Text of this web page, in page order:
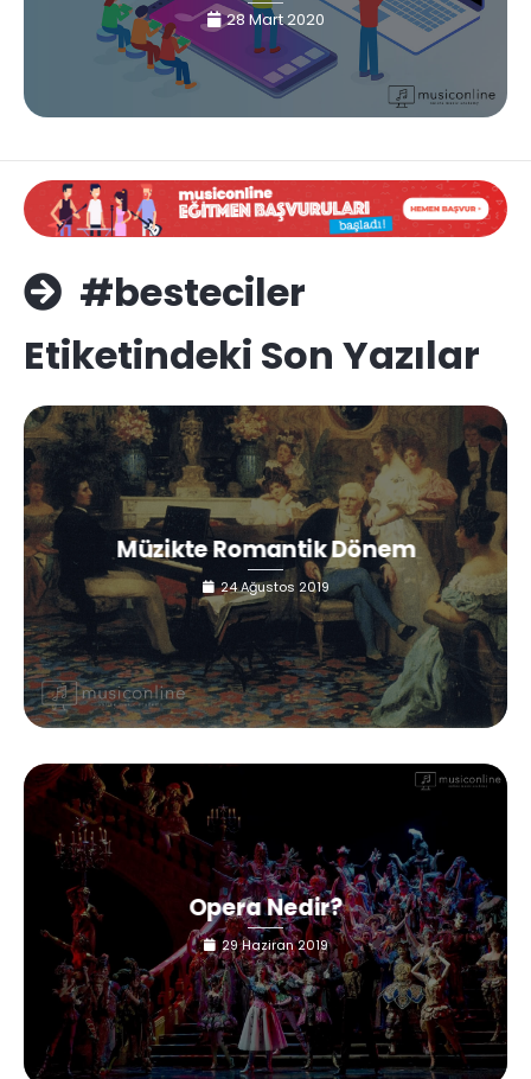
28 Mart 2020
#besteciler
Etiketindeki Son Yazılar
Müzikte Romantik Dönem
24 Ağustos 2019
Opera Nedir?
29 Haziran 2019